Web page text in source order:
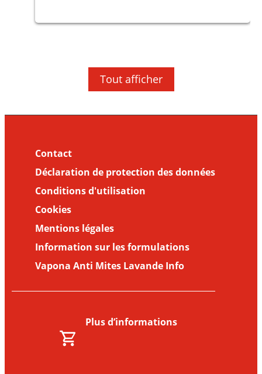
Produits anti-mites alimentaires Vapona
Tout afficher
Contact
Déclaration de protection des données
Conditions d'utilisation
Cookies
Mentions légales
Information sur les formulations
Vapona Anti Mites Lavande Info
Plus d’informations